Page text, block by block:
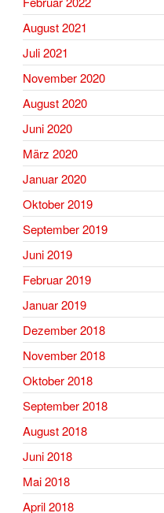
August 2021
Juli 2021
November 2020
August 2020
Juni 2020
März 2020
Januar 2020
Oktober 2019
September 2019
Juni 2019
Februar 2019
Januar 2019
Dezember 2018
November 2018
Oktober 2018
September 2018
August 2018
Juni 2018
Mai 2018
April 2018